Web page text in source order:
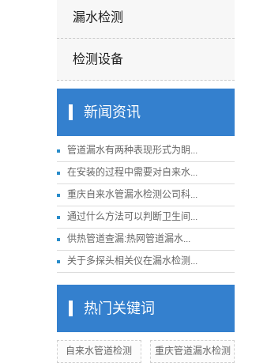
漏水检测
检测设备
新闻资讯
管道漏水有两种表现形式为眀...
在安装的过程中需要对自来水...
重庆自来水管漏水检测公司科...
通过什么方法可以判断卫生间...
供热管道查漏:热网管道漏水...
关于多探头相关仪在漏水检测...
热门关键词
自来水管道检测 重庆管道漏水检测